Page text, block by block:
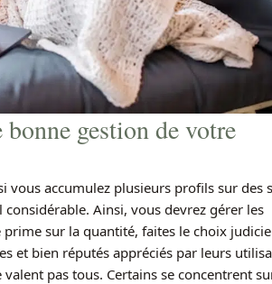
gestion de votre
vous accumulez plusieurs profils sur des
Ainsi, vous devrez gérer les
sur la quantité, faites le choix
et bien réputés appréciés par leurs
pas tous. Certains se concentrent